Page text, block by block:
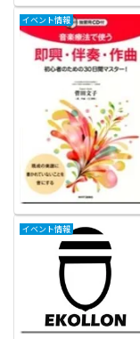
イベント情報
イベント情報